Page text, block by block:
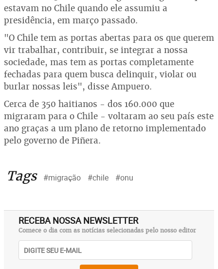
estavam no Chile quando ele assumiu a
presidência, em março passado.
"O Chile tem as portas abertas para os que querem
vir trabalhar, contribuir, se integrar a nossa
sociedade, mas tem as portas completamente
fechadas para quem busca delinquir, violar ou
burlar nossas leis", disse Ampuero.
Cerca de 350 haitianos - dos 160.000 que
migraram para o Chile - voltaram ao seu país este
ano graças a um plano de retorno implementado
pelo governo de Piñera.
Tags #migração #chile #onu
RECEBA NOSSA NEWSLETTER
Comece o dia com as notícias selecionadas pelo nosso editor